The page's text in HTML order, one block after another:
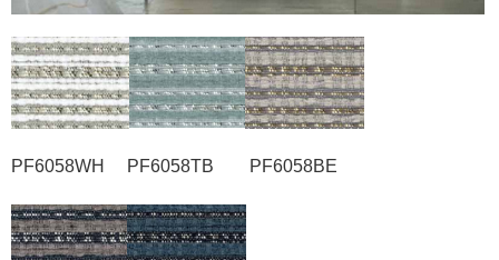
PF6058WH PF6058TB PF6058BE